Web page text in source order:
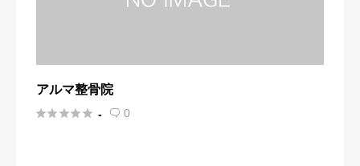
アルマ整骨院
 -  0